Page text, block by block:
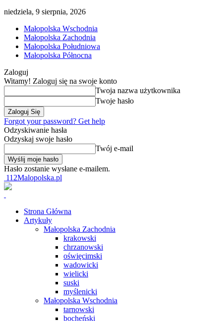
niedziela, 9 sierpnia, 2026
Małopolska Wschodnia
Małopolska Zachodnia
Małopolska Południowa
Małopolska Północna
Zaloguj
Witamy! Zaloguj się na swoje konto
Twoja nazwa użytkownika
Twoje hasło
Forgot your password? Get help
Odzyskiwanie hasła
Odzyskaj swoje hasło
Twój e-mail
Hasło zostanie wysłane e-mailem.
112Malopolska.pl
Strona Główna
Artykuły
Małopolska Zachodnia
krakowski
chrzanowski
oświęcimski
wadowicki
wielicki
suski
myślenicki
Małopolska Wschodnia
tarnowski
bocheński